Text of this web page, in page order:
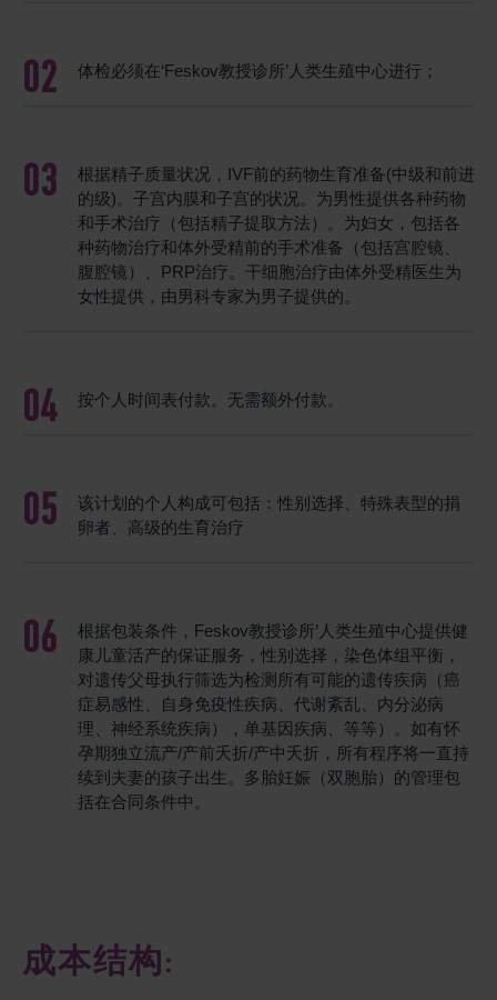
体检必须在‘Feskov教授诊所’人类生殖中心进行；
根据精子质量状况，IVF前的药物生育准备(中级和前进
的级)。子宫内膜和子宫的状况。为男性提供各种药物
和手术治疗（包括精子提取方法）。为妇女，包括各
种药物治疗和体外受精前的手术准备（包括宫腔镜、
腹腔镜）、PRP治疗。干细胞治疗由体外受精医生为
女性提供，由男科专家为男子提供的。
按个人时间表付款。无需额外付款。
该计划的个人构成可包括：性别选择、特殊表型的捐
卵者、高级的生育治疗
根据包装条件，Feskov教授诊所’人类生殖中心提供健
康儿童活产的保证服务，性别选择，染色体组平衡，
对遗传父母执行筛选为检测所有可能的遗传疾病（癌
症易感性、自身免疫性疾病、代谢紊乱、内分泌病
理、神经系统疾病），单基因疾病、等等）。如有怀
孕期独立流产/产前夭折/产中夭折，所有程序将一直持
续到夫妻的孩子出生。多胎妊娠（双胞胎）的管理包
括在合同条件中。
成本结构: